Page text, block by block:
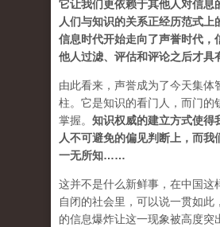
它让我们更依赖于其他人对信息
人们与知识的关系正经历范式
信息时代开始走向了声誉时代，
他人过滤、评估和评论之后才具
由此看来，声誉成为了今天集体
柱。它是知识的看门人，而门的
掌握。 知识权威的建立方式使得
人不可避免的偏见判断上，而我
一无所知……
这并不是什么新鲜事，在中国这
自闭的社会里，可以说一贯如此
的信息爆炸让这一现象被高度突